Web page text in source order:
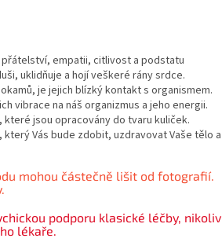
empatii, citlivost a podstatu
uklidňuje a hojí veškeré rány srdce.
je jejich blízký kontakt s organismem.
vibrace na náš organizmus a jeho energii.
jsou opracovány do tvaru kuliček.
Vás bude zdobit, uzdravovat Vaše tělo a
mohou částečně lišit od fotografií.
podporu klasické léčby, nikoliv
lékaře.